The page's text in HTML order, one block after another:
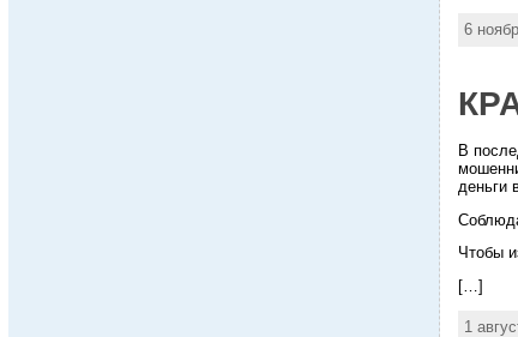
6
В
деньги
Чтобы
[…]
1